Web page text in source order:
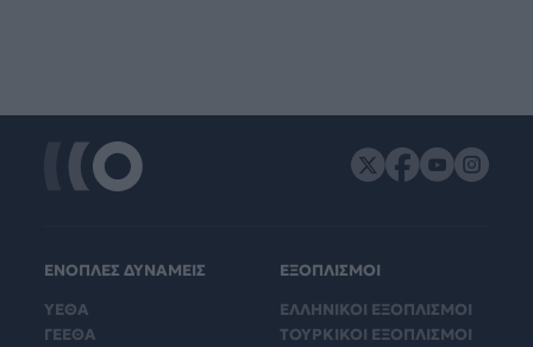
ΕΝΟΠΛΕΣ ΔΥΝΑΜΕΙΣ
ΥΕΘΑ
ΓΕΕΘΑ
ΕΞΟΠΛΙΣΜΟΙ
ΕΛΛΗΝΙΚΟΙ ΕΞΟΠΛΙΣΜΟΙ
ΤΟΥΡΚΙΚΟΙ ΕΞΟΠΛΙΣΜΟΙ